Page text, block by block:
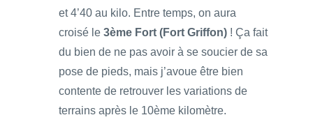
et 4’40 au kilo. Entre temps, on aura
croisé le 3ème Fort (Fort Griffon) ! Ça fait
du bien de ne pas avoir à se soucier de sa
pose de pieds, mais j’avoue être bien
contente de retrouver les variations de
terrains après le 10ème kilomètre.